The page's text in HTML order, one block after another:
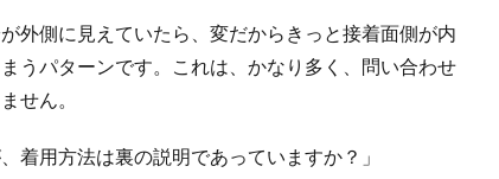
外側に見えていたら、変だからきっと接着面側が内
うパターンです。これは、かなり多く、問い合わせ
せん。
着用方法は裏の説明であっていますか？」